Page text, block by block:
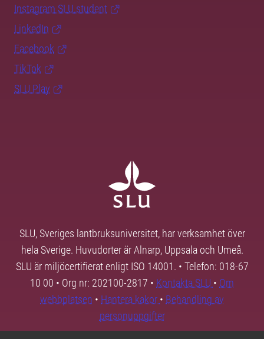
Instagram SLU.student
LinkedIn
Facebook
TikTok
SLU Play
SLU, Sveriges lantbruksuniversitet, har verksamhet över
hela Sverige. Huvudorter är Alnarp, Uppsala och Umeå.
SLU är miljöcertifierat enligt ISO 14001. • Telefon: 018-67
10 00 • Org nr: 202100-2817 • Kontakta SLU • Om
webbplatsen • Hantera kakor • Behandling av
personuppgifter